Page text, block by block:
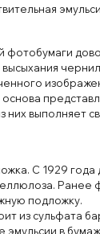
фотобумаги
высыхания
них выполняет
С 1929 года
Ранее
подложку.
из сульфата
эмульсии в